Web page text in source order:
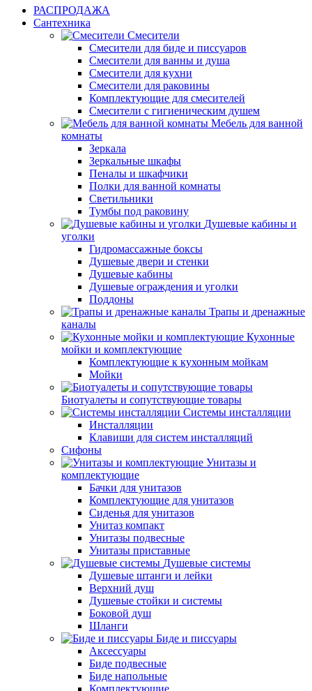
РАСПРОДАЖА
Сантехника
Смесители
Смесители для биде и писсуаров
Смесители для ванны и душа
Смесители для кухни
Смесители для раковины
Комплектующие для смесителей
Смесители с гигиеническим душем
Мебель для ванной
комнаты
Зеркала
Зеркальные шкафы
Пеналы и шкафчики
Полки для ванной комнаты
Светильники
Тумбы под раковину
Душевые кабины и
уголки
Гидромассажные боксы
Душевые двери и стенки
Душевые кабины
Душевые ограждения и уголки
Поддоны
Трапы и дренажные
каналы
Кухонные
мойки и комплектующие
Комплектующие к кухонным мойкам
Мойки
Биотуалеты и сопутствующие товары
Системы инсталляции
Инсталляции
Клавиши для систем инсталляций
Сифоны
Унитазы и
комплектующие
Бачки для унитазов
Комплектующие для унитазов
Сиденья для унитазов
Унитаз компакт
Унитазы подвесные
Унитазы приставные
Душевые системы
Душевые штанги и лейки
Верхний душ
Душевые стойки и системы
Боковой душ
Шланги
Биде и писсуары
Аксессуары
Биде подвесные
Биде напольные
Комплектующие